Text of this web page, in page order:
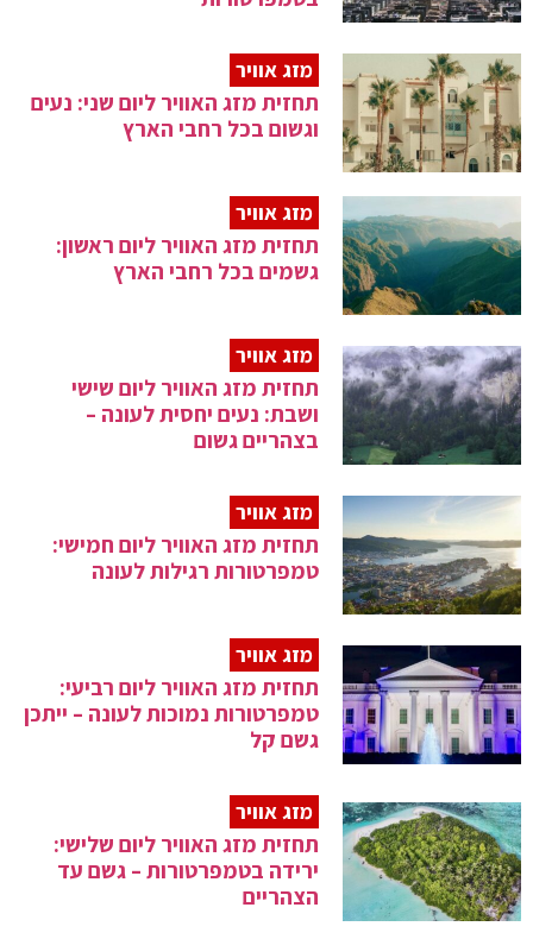
מזג אוויר
תחזית מזג האוויר ליום שני: נעים
וגשום בכל רחבי הארץ
מזג אוויר
תחזית מזג האוויר ליום ראשון:
גשמים בכל רחבי הארץ
מזג אוויר
תחזית מזג האוויר ליום שישי
ושבת: נעים יחסית לעונה –
בצהריים גשום
מזג אוויר
תחזית מזג האוויר ליום חמישי:
טמפרטורות רגילות לעונה
מזג אוויר
תחזית מזג האוויר ליום רביעי:
טמפרטורות נמוכות לעונה – ייתכן
גשם קל
מזג אוויר
תחזית מזג האוויר ליום שלישי:
ירידה בטמפרטורות – גשם עד
הצהריים